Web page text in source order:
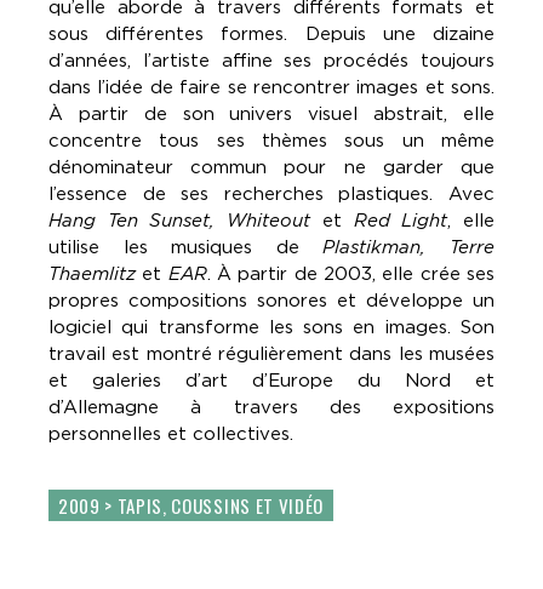
qu’elle aborde à travers différents formats et
sous différentes formes. Depuis une dizaine
d’années, l’artiste affine ses procédés toujours
dans l’idée de faire se rencontrer images et sons.
À partir de son univers visuel abstrait, elle
concentre tous ses thèmes sous un même
dénominateur commun pour ne garder que
l’essence de ses recherches plastiques. Avec
Hang Ten Sunset, Whiteoutet Red Light, elle
utilise les musiques dePlastikman, Terre
Thaemlitzet EAR. À partir de 2003, elle crée ses
propres compositions sonores et développe un
logiciel qui transforme les sons en images. Son
travail est montré régulièrement dans les musées
et galeries d’art d’Europe du Nord et
d’Allemagne à travers des expositions
personnelles et collectives.
2009 > TAPIS, COUSSINS ET VIDÉO